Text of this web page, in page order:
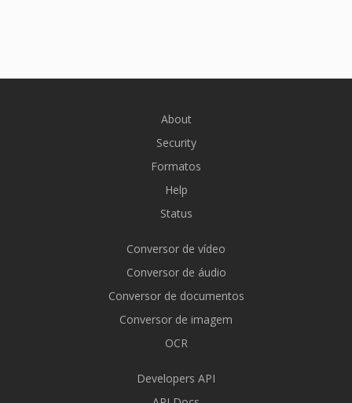
About
Security
Formatos
Help
Status
Conversor de vídeo
Conversor de áudio
Conversor de documentos
Conversor de imagem
OCR
Developers API